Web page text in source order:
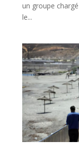
un groupe
le...